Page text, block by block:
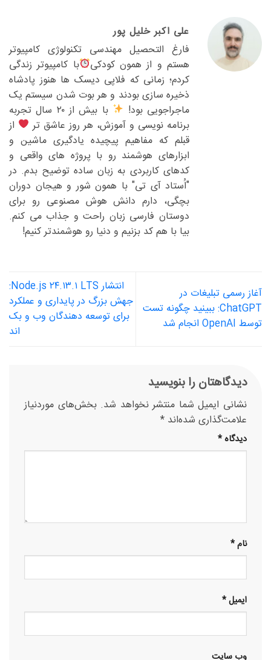
علی اکبر خلیل پور
فارغ التحصیل مهندسی تکنولوژی کامپیوتر
هستم و از همون کودکی
با کامپیوتر زندگی
کردم؛ زمانی که فلاپی دیسک ها هنوز پادشاه
ذخیره سازی بودند و هر بوت شدن سیستم یک
ماجراجویی بود!
با بیش از ۲۰ سال تجربه
برنامه نویسی و آموزش، هر روز عاشق تر
از
قبلم که مفاهیم پیچیده یادگیری ماشین و
ابزارهای هوشمند رو با پروژه های واقعی و
کدهای کاربردی به زبان ساده توضیح بدم. در
"اُستاد آی تی" با همون شور و هیجان دوران
بچگی، دارم دانش هوش مصنوعی رو برای
دوستان فارسی زبان راحت و جذاب می کنم.
بیا با هم کد بزنیم و دنیا رو هوشمندتر کنیم!
آغاز رسمی تبلیغات در
ChatGPT: ببینید چگونه تست
توسط OpenAI انجام شد
انتشار Node.js ۲۴.۱۳.۱ LTS:
جهش بزرگ در پایداری و عملکرد
برای توسعه دهندگان وب و بک
اند
دیدگاهتان را بنویسید
نشانی ایمیل شما منتشر نخواهد شد. بخش‌های موردنیاز
علامت‌گذاری شده‌اند *
دیدگاه*
نام*
ایمیل*
وب‌ سایت